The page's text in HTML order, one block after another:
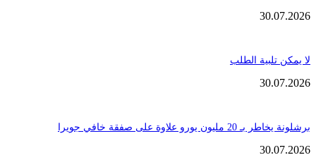
الطلب
علاوة على صفقة خافي جويرا